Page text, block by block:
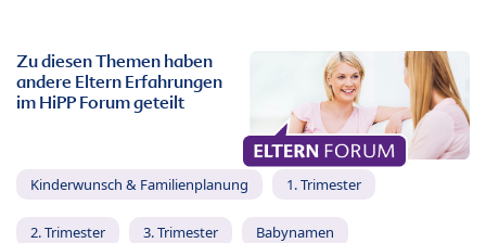
Zu diesen Themen haben
andere Eltern Erfahrungen
im HiPP Forum geteilt
Kinderwunsch & Familienplanung 1. Trimester
2. Trimester 3. Trimester Babynamen